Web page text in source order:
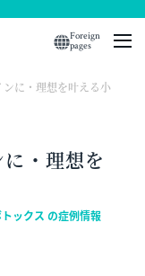
Foreign
pages
に・理想を叶える小
・理想を
ックス の症例情報